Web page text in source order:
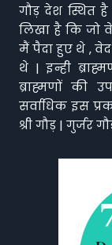
गौड़ देश स्थित है
लिखा है कि जो
मैं पैदा हुए थे ,
थे | इन्ही
ब्राह्मणों की
सर्वाधिक इस
श्री गौड़ | गुर्जर